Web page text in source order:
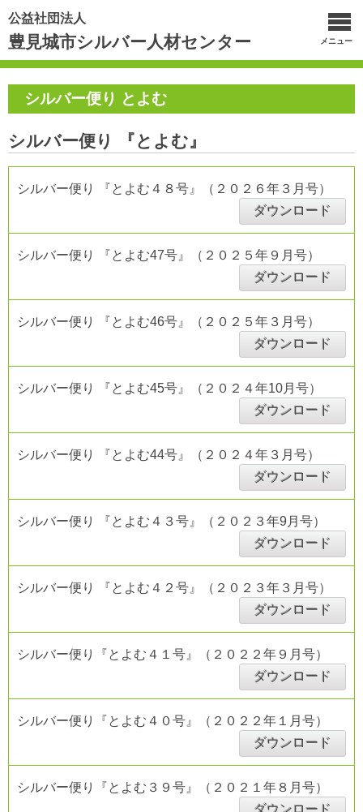
公益社団法人
豊見城市シルバー人材センター メニュー
シルバー便り とよむ
シルバー便り 『とよむ』
シルバー便り 『とよむ４８号』（２０２６年３月号）
ダウンロード
シルバー便り 『とよむ47号』（２０２５年９月号）
ダウンロード
シルバー便り 『とよむ46号』（２０２５年３月号）
ダウンロード
シルバー便り 『とよむ45号』（２０２４年10月号）
ダウンロード
シルバー便り 『とよむ44号』（２０２４年３月号）
ダウンロード
シルバー便り 『とよむ４３号』（２０２３年9月号）
ダウンロード
シルバー便り 『とよむ４２号』（２０２３年３月号）
ダウンロード
シルバー便り『とよむ４１号』（２０２２年９月号）
ダウンロード
シルバー便り『とよむ４０号』（２０２２年１月号）
ダウンロード
シルバー便り『とよむ３９号』（２０２１年８月号）
ダウンロード